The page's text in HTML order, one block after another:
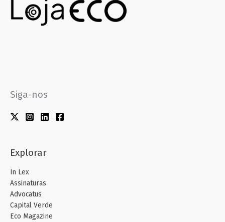
Siga-nos
Explorar
In Lex
Assinaturas
Advocatus
Capital Verde
Eco Magazine